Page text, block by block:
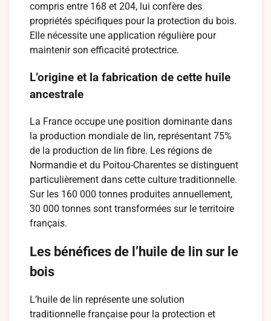
compris entre 168 et 204, lui confère des
propriétés spécifiques pour la protection du bois.
Elle nécessite une application régulière pour
maintenir son efficacité protectrice.
L’origine et la fabrication de cette huile
ancestrale
La France occupe une position dominante dans
la production mondiale de lin, représentant 75%
de la production de lin fibre. Les régions de
Normandie et du Poitou-Charentes se distinguent
particulièrement dans cette culture traditionnelle.
Sur les 160 000 tonnes produites annuellement,
30 000 tonnes sont transformées sur le territoire
français.
Les bénéfices de l’huile de lin sur le
bois
L’huile de lin représente une solution
traditionnelle française pour la protection et